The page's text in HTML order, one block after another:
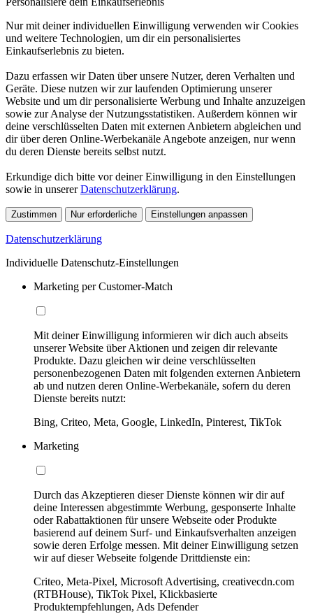
Nur mit deiner individuellen Einwilligung verwenden wir Cookies
und weitere Technologien, um dir ein personalisiertes
Einkaufserlebnis zu bieten.
Dazu erfassen wir Daten über unsere Nutzer, deren Verhalten und
Geräte. Diese nutzen wir zur laufenden Optimierung unserer
Website und um dir personalisierte Werbung und Inhalte anzuzeigen
sowie zur Analyse der Nutzungsstatistiken. Außerdem können wir
deine verschlüsselten Daten mit externen Anbietern abgleichen und
dir über deren Online-Werbekanäle Angebote anzeigen, nur wenn
du deren Dienste bereits selbst nutzt.
Erkundige dich bitte vor deiner Einwilligung in den Einstellungen
sowie in unsererDatenschutzerklärung.
Zustimmen Nur erforderliche Einstellungen anpassen
Datenschutzerklärung
Individuelle Datenschutz-Einstellungen
Marketing per Customer-Match
Mit deiner Einwilligung informieren wir dich auch abseits
unserer Website über Aktionen und zeigen dir relevante
Produkte. Dazu gleichen wir deine verschlüsselten
personenbezogenen Daten mit folgenden externen Anbietern
ab und nutzen deren Online-Werbekanäle, sofern du deren
Dienste bereits nutzt:
Bing, Criteo, Meta, Google, LinkedIn, Pinterest, TikTok
Marketing
Durch das Akzeptieren dieser Dienste können wir dir auf
deine Interessen abgestimmte Werbung, gesponserte Inhalte
oder Rabattaktionen für unsere Webseite oder Produkte
basierend auf deinem Surf- und Einkaufsverhalten anzeigen
sowie deren Erfolge messen. Mit deiner Einwilligung setzen
wir auf dieser Webseite folgende Drittdienste ein:
Criteo, Meta-Pixel, Microsoft Advertising, creativecdn.com
(RTBHouse), TikTok Pixel, Klickbasierte
Produktempfehlungen, Ads Defender